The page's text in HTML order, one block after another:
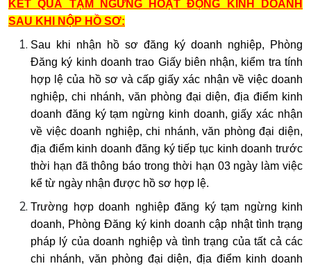
KẾT QUẢ TẠM NGỪNG HOẠT ĐỘNG KINH DOANH
SAU KHI NỘP HỒ SƠ:
Sau khi nhận hồ sơ đăng ký doanh nghiệp, Phòng
Đăng ký kinh doanh trao Giấy biên nhận, kiểm tra tính
hợp lệ của hồ sơ và cấp giấy xác nhận về việc doanh
nghiệp, chi nhánh, văn phòng đại diện, địa điểm kinh
doanh đăng ký tạm ngừng kinh doanh, giấy xác nhận
về việc doanh nghiệp, chi nhánh, văn phòng đại diện,
địa điểm kinh doanh đăng ký tiếp tục kinh doanh trước
thời hạn đã thông báo trong thời hạn 03 ngày làm việc
kể từ ngày nhận được hồ sơ hợp lệ.
Trường hợp doanh nghiệp đăng ký tạm ngừng kinh
doanh, Phòng Đăng ký kinh doanh cập nhật tình trạng
pháp lý của doanh nghiệp và tình trạng của tất cả các
chi nhánh, văn phòng đại diện, địa điểm kinh doanh